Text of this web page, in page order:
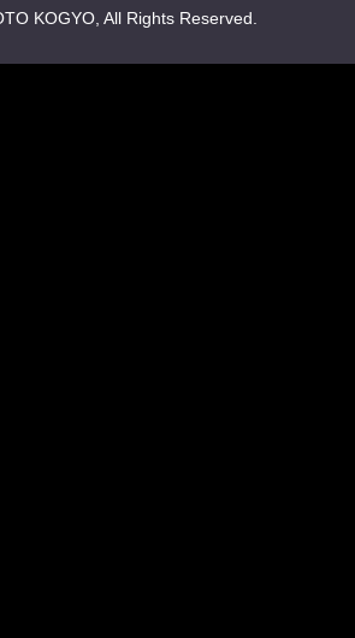
KOGYO, All Rights Reserved.